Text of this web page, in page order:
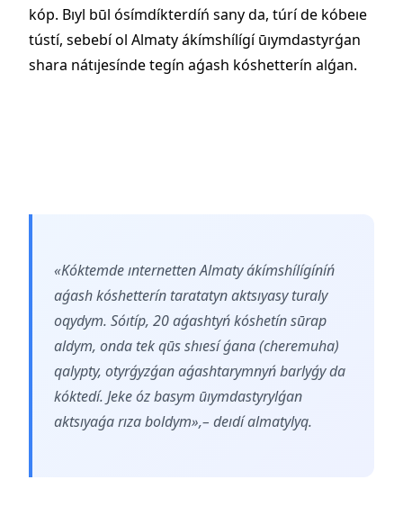
kóp. Bıyl būl ósímdíkterdíń sany da, túrí de kóbeıe
tústí, sebebí ol Almaty ákímshílígí ūıymdastyrǵan
shara nátıjesínde tegín aǵash kóshetterín alǵan.
«Kóktemde ınternetten Almaty ákímshílígíníń
aǵash kóshetterín taratatyn aktsıyasy turaly
oqydym. Sóıtíp, 20 aǵashtyń kóshetín sūrap
aldym, onda tek qūs shıesí ǵana (cheremuha)
qalypty, otyrǵyzǵan aǵashtarymnyń barlyǵy da
kóktedí. Jeke óz basym ūıymdastyrylǵan
aktsıyaǵa rıza boldym»,– deıdí almatylyq.